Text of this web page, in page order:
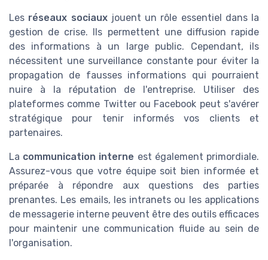
Les réseaux sociauxjouent un rôle essentiel dans la
gestion de crise. Ils permettent une diffusion rapide
des informations à un large public. Cependant, ils
nécessitent une surveillance constante pour éviter la
propagation de fausses informations qui pourraient
nuire à la réputation de l'entreprise. Utiliser des
plateformes comme Twitter ou Facebook peut s'avérer
stratégique pour tenir informés vos clients et
partenaires.
La communication interne est également primordiale.
Assurez-vous que votre équipe soit bien informée et
préparée à répondre aux questions des parties
prenantes. Les emails, les intranets ou les applications
de messagerie interne peuvent être des outils efficaces
pour maintenir une communication fluide au sein de
l'organisation.